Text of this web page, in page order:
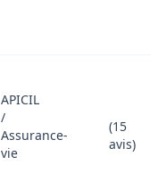
APICIL
/
Assurance-
vie
(15
avis)